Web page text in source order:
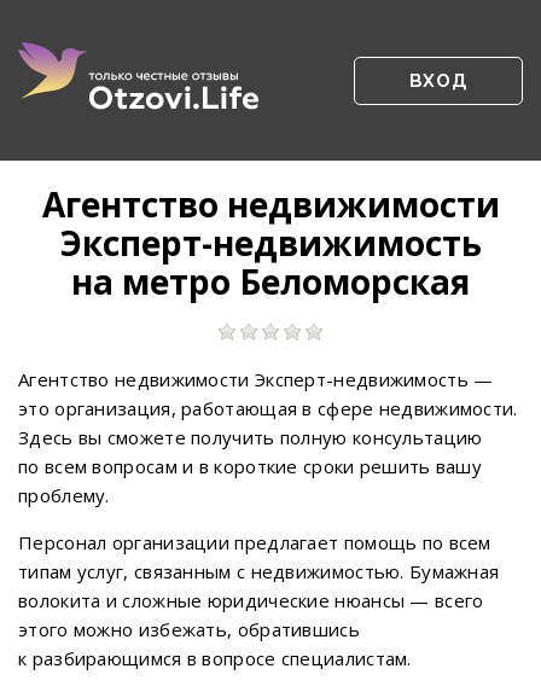
ВХОД
Агентство недвижимости
Эксперт-недвижимость
на метро Беломорская
Агентство недвижимости Эксперт-недвижимость —
это организация, работающая в сфере недвижимости.
Здесь вы сможете получить полную консультацию
по всем вопросам и в короткие сроки решить вашу
проблему.
Персонал организации предлагает помощь по всем
типам услуг, связанным с недвижимостью. Бумажная
волокита и сложные юридические нюансы — всего
этого можно избежать, обратившись
к разбирающимся в вопросе специалистам.